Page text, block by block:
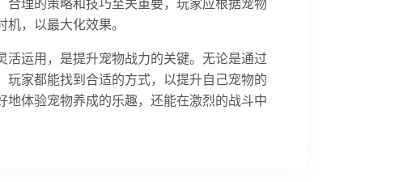
，以最大化效果。
运用，是提升宠物战力的关键。无论是通过
家都能找到合适的方式，以提升自己宠物的
体验宠物养成的乐趣，还能在激烈的战斗中